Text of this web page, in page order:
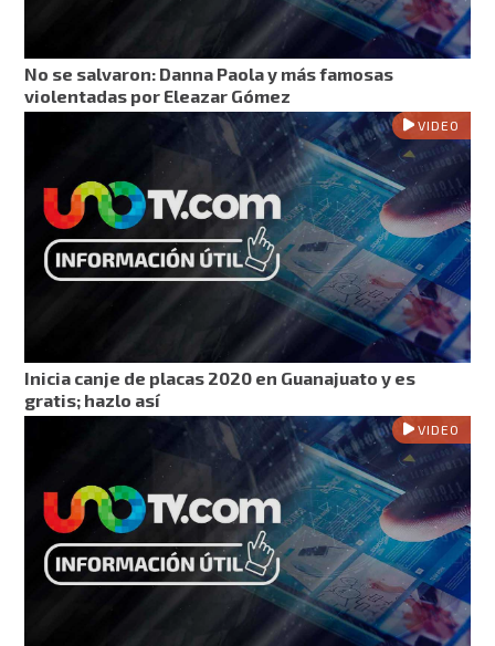
No se salvaron: Danna Paola y más famosas
violentadas por Eleazar Gómez
VIDEO
Inicia canje de placas 2020 en Guanajuato y es
gratis; hazlo así
VIDEO